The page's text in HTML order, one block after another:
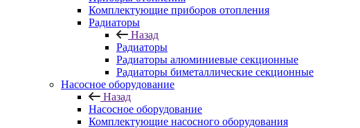
Комплектующие приборов отопления
Радиаторы
Назад
Радиаторы
Радиаторы алюминиевые секционные
Радиаторы биметаллические секционные
Насосное оборудование
Назад
Насосное оборудование
Комплектующие насосного оборудования